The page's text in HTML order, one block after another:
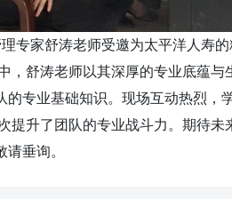
专家舒涛老师受邀为太平洋人寿
，舒涛老师以其深厚的专业底蕴
的专业基础知识。现场互动热烈
提升了团队的专业战斗力。期待
垂询。